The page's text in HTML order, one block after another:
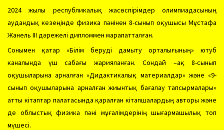
2024 жылы республикалық жасөспірімдер олимпиадасының
аудандық кезеңінде физика пәнінен 8-сынып оқушысы Мұстафа
Жанель ІІІ дәрежелі дипломмен марапатталған.
Сонымен қатар «Білім беруді дамыту орталығының» ютуб
каналында үш сабағы жарияланған. Сондай –ақ 8-сынып
оқушыларына арналған «Дидактикалық материалдар» және «9-
сынып оқушыларына арналған жиынтық бағалау тапсырмалары»
атты кітаптар палатасында қаралған кітапшалардың авторы және
де облыстық физика пәні мұғалімдерінің шығармашылық топ
мүшесі.